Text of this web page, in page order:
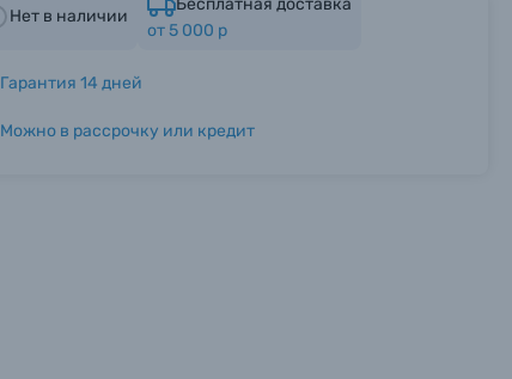
Нет в наличии
Бесплатная доставка
от 5 000 р
Гарантия 14 дней
Можно в рассрочку или кредит